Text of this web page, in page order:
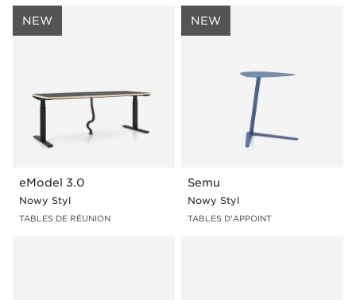
NEW
eModel 3.0
Nowy Styl
TABLES DE RÉUNION
NEW
Semu
Nowy Styl
TABLES D'APPOINT